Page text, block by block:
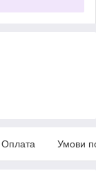
Оплата Умови